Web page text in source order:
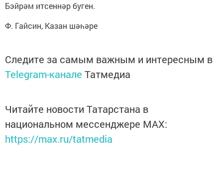
Бэйрәм итсеннәр буген.
Ф. Гайсин, Казан шәһәре
Следите за самым важным и интересным в
Telegram-канале Татмедиа
Читайте новости Татарстана в
национальном мессенджере MАХ:
https://max.ru/tatmedia